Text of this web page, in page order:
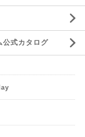
式カタログ